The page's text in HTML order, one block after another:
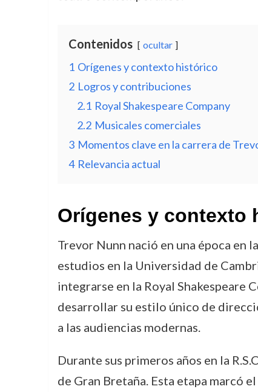
Contenidos ocultar
1 Orígenes y contexto histórico
2 Logros y contribuciones
2.1 Royal Shakespeare Company
2.2 Musicales comerciales
3 Momentos clave en la carrera de
4 Relevancia actual
Orígenes y contexto
Trevor Nunn nació en una época
estudios en la Universidad de
integrarse en la Royal Shakespeare
desarrollar su estilo único de
a las audiencias modernas.
Durante sus primeros años en la
de Gran Bretaña. Esta etapa